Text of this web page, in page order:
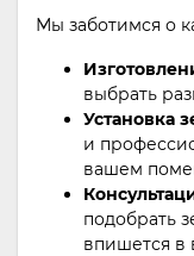
Мы заботимся о
выбрать
Установка
и
вашем
подобрать
впишется в